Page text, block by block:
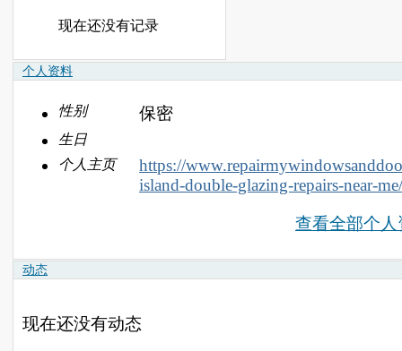
现在还没有记录
个人资料
性别 保密
生日
个人主页
https://
island-double-glazing-repairs-near-me/
查看全部个人
动态
现在还没有动态